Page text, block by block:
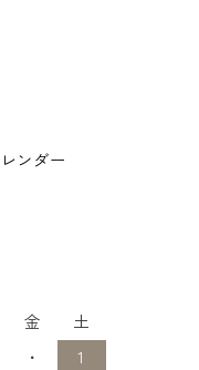
ンダー
金
土
・
1